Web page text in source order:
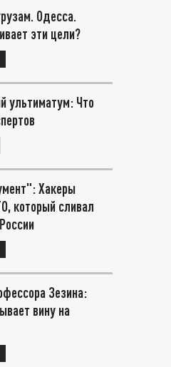
Одесса.
эти цели?
ультиматум: Что
Хакеры
который сливал
Зезина:
вину на